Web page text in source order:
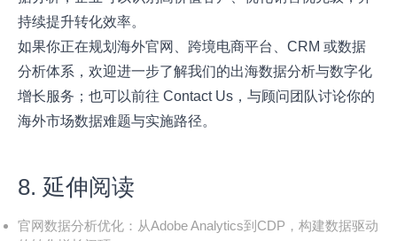
持续提升转化效率。
如果你正在规划海外官网、跨境电商平台、CRM 或数据
分析体系，欢迎进一步了解我们的出海数据分析与数字化
增长服务；也可以前往Contact Us ，与顾问团队讨论你的
海外市场数据难题与实施路径。
8. 延伸阅读
官网数据分析优化：从Adobe Analytics到CDP，构建数据驱动